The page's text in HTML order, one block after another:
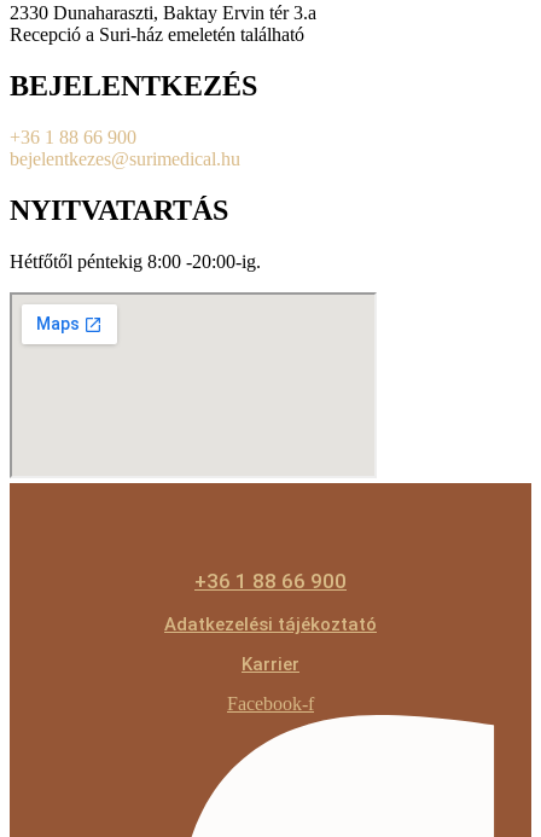
2330 Dunaharaszti, Baktay Ervin tér 3.a
Recepció a Suri-ház emeletén található
BEJELENTKEZÉS
+36 1 88 66 900
bejelentkezes@surimedical.hu
NYITVATARTÁS
Hétfőtől péntekig 8:00 -20:00-ig.
+36 1 88 66 900
Adatkezelési tájékoztató
Karrier
Facebook-f